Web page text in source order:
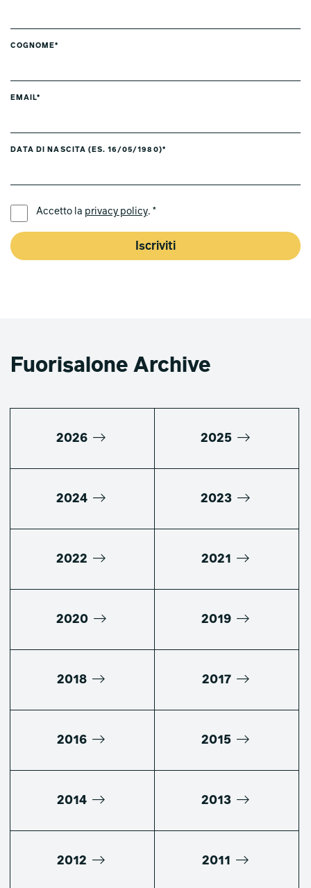
COGNOME*
EMAIL*
DATA DI NASCITA (ES. 16/05/1980)*
Accetto la privacy policy. *
Iscriviti
Fuorisalone Archive
2026 2025
2024 2023
2022 2021
2020 2019
2018 2017
2016 2015
2014 2013
2012 2011